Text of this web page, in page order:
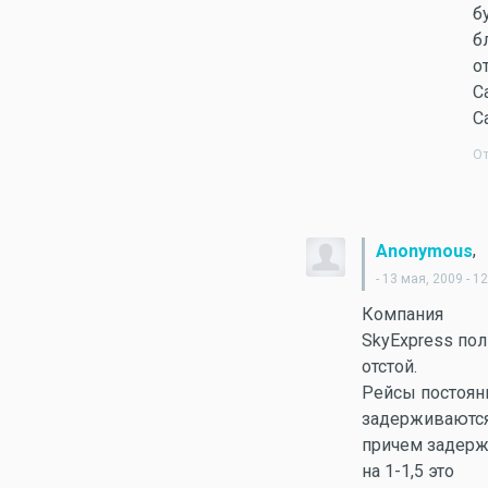
Anonymous,
- 13 мая, 2009 -
Компания
SkyExpress
отстой.
Рейсы
причем
на 1-1,5 это